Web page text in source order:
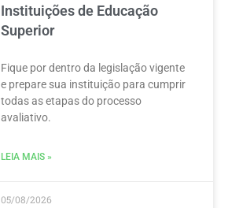
Instituições de Educação
Superior
Fique por dentro da legislação vigente
e prepare sua instituição para cumprir
todas as etapas do processo
avaliativo.
LEIA MAIS »
05/08/2026